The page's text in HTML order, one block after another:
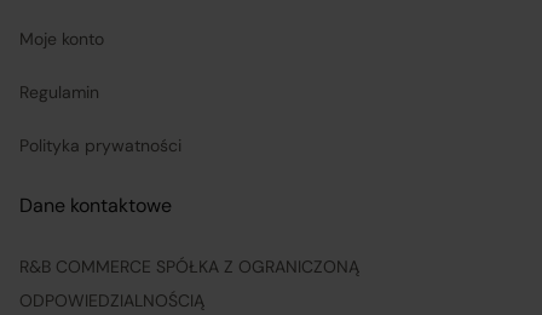
Moje konto
Regulamin
Polityka prywatności
Dane kontaktowe
R&B COMMERCE SPÓŁKA Z OGRANICZONĄ
ODPOWIEDZIALNOŚCIĄ